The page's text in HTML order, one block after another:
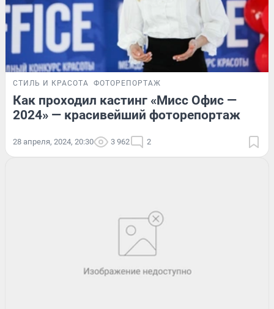
СТИЛЬ И КРАСОТА ФОТОРЕПОРТАЖ
Как проходил кастинг «Мисс Офис —
2024» — красивейший фоторепортаж
28 апреля, 2024, 20:30 3 962 2